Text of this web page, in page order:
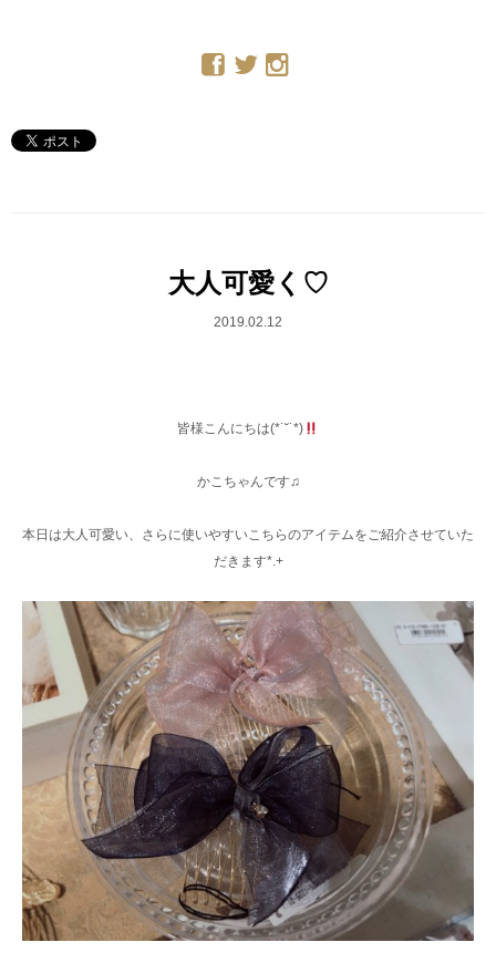
大人可愛く♡
2019.02.12
皆様こんにちは(*˙˘˙*)
かこちゃんです♫
本日は大人可愛い、さらに使いやすいこちらのアイテムをご紹介させていた
だきます*.+